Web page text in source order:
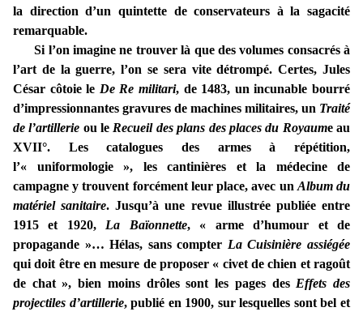
la direction d’un quintette de conservateurs à la sagacité
remarquable.
Si l’on imagine ne trouver là que des volumes consacrés à
l’art de la guerre, l’on se sera vite détrompé. Certes, Jules
César côtoie le De Re militari, de 1483, un incunable bourré
d’impressionnantes gravures de machines militaires, un Traité
de l’artillerie ou le Recueil des plans des places du Royaume au
XVII°. Les catalogues des armes à répétition,
l’« uniformologie », les cantinières et la médecine de
campagne y trouvent forcément leur place, avec un Album du
matériel sanitaire. Jusqu’à une revue illustrée publiée entre
1915 et 1920, La Baïonnette, « arme d’humour et de
propagande »… Hélas, sans compter La Cuisinière assiégée
qui doit être en mesure de proposer « civet de chien et ragoût
de chat », bien moins drôles sont les pages des Effets des
projectiles d’artillerie, publié en 1900, sur lesquelles sont bel et